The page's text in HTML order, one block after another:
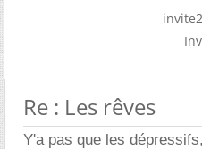
Re : Les rêves
Y'a pas que les